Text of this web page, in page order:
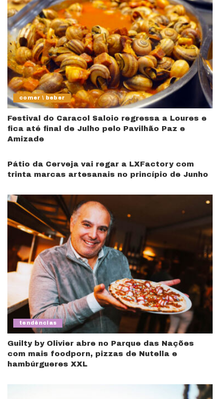
comer \ beber
Festival do Caracol Saloio regressa a Loures e
fica até final de Julho pelo Pavilhão Paz e
Amizade
Pátio da Cerveja vai regar a LXFactory com
trinta marcas artesanais no princípio de Junho
tendências
Guilty by Olivier abre no Parque das Nações
com mais foodporn, pizzas de Nutella e
hambúrgueres XXL